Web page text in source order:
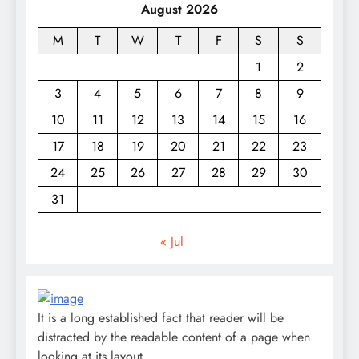
August 2026
M
T W T F S
S
1
2
3
4 5 6 7 8
9
10
11 12 13 14 15
16
17
18 19 20 21 22
23
24
25 26 27 28 29
30
31
« Jul
It is a long established fact that reader will be
distracted by the readable content of a page when